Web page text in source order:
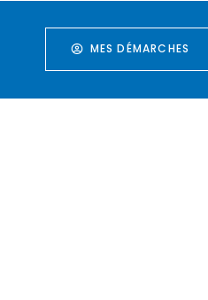
MES DÉMARCHES